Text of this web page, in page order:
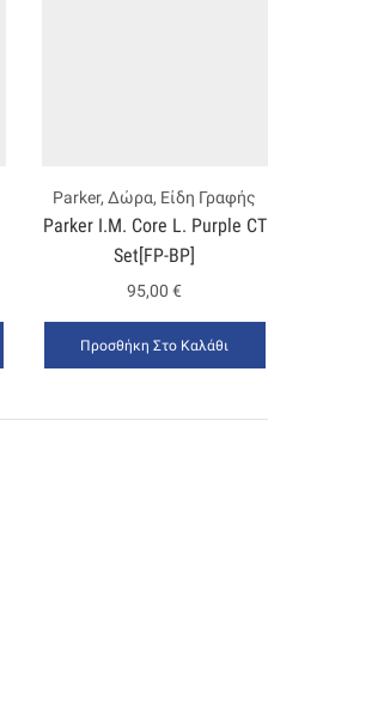
Parker,Δώρα, Είδη Γραφής
Ρarker Ι.Μ. Core L. Purple CT
Set[FP-BP]
95,00€
Προσθήκη Στο Καλάθι